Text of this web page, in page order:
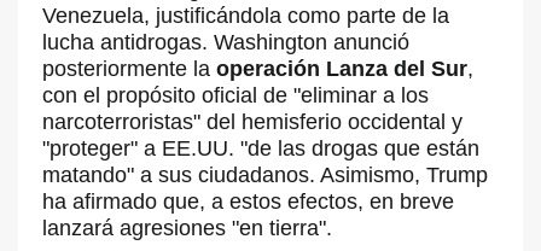
Venezuela, justificándola como parte de la
lucha antidrogas. Washington anunció
posteriormente la operación Lanza del Sur,
con el propósito oficial de "eliminar a los
narcoterroristas" del hemisferio occidental y
"proteger" a EE.UU. "de las drogas que están
matando" a sus ciudadanos. Asimismo, Trump
ha afirmado que, a estos efectos, en breve
lanzará agresiones "en tierra".